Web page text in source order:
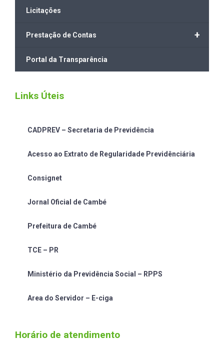
Licitações
+
Prestação de Contas
Portal da Transparência
Links Úteis
CADPREV – Secretaria de Previdência
Acesso ao Extrato de Regularidade Previdênciária
Consignet
Jornal Oficial de Cambé
Prefeitura de Cambé
TCE – PR
Ministério da Previdência Social – RPPS
Area do Servidor – E-ciga
Horário de atendimento